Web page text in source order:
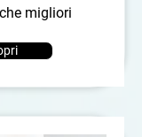
migliori